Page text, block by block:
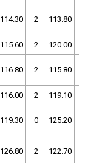
114.30 2 113.80
115.60 2 120.00
116.80 2 115.80
116.00 2 119.10
119.30 0 125.20
126.80 2 122.70